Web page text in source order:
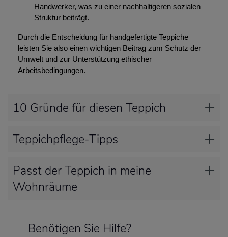
Handwerker, was zu einer nachhaltigeren sozialen
Struktur beiträgt.
Durch die Entscheidung für handgefertigte Teppiche
leisten Sie also einen wichtigen Beitrag zum Schutz der
Umwelt und zur Unterstützung ethischer
Arbeitsbedingungen.
10 Gründe für diesen Teppich
Teppichpflege-Tipps
Passt der Teppich in meine
Wohnräume
Benötigen Sie Hilfe?